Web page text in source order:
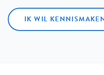
IK WIL